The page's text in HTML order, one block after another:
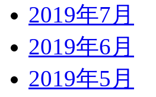
2019年7月
2019年6月
2019年5月